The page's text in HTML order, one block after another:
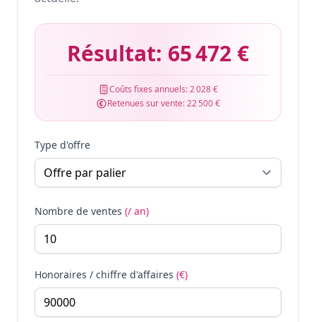
Résultat: 65 472 €
Coûts fixes annuels:2 028 €
Retenues sur vente:22 500 €
Type d'offre
Nombre de ventes (/ an)
Honoraires / chiffre d'affaires (€)